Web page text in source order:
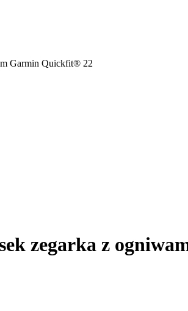
Garmin Quickfit® 22
zegarka z